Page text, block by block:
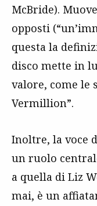
McBride).
opposti
questa la
disco mette in
valore, come le
Vermillion”.
Inoltre, la voce
un ruolo
a quella di Liz
mai, è un